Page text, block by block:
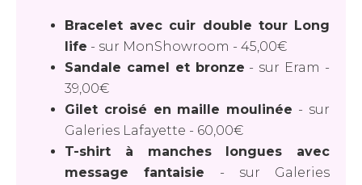
Bracelet avec cuir double tour Long
life - sur MonShowroom - 45,00€
Sandale camel et bronze - sur Eram -
39,00€
Gilet croisé en maille moulinée - sur
Galeries Lafayette - 60,00€
T-shirt à manches longues avec
message fantaisie - sur Galeries